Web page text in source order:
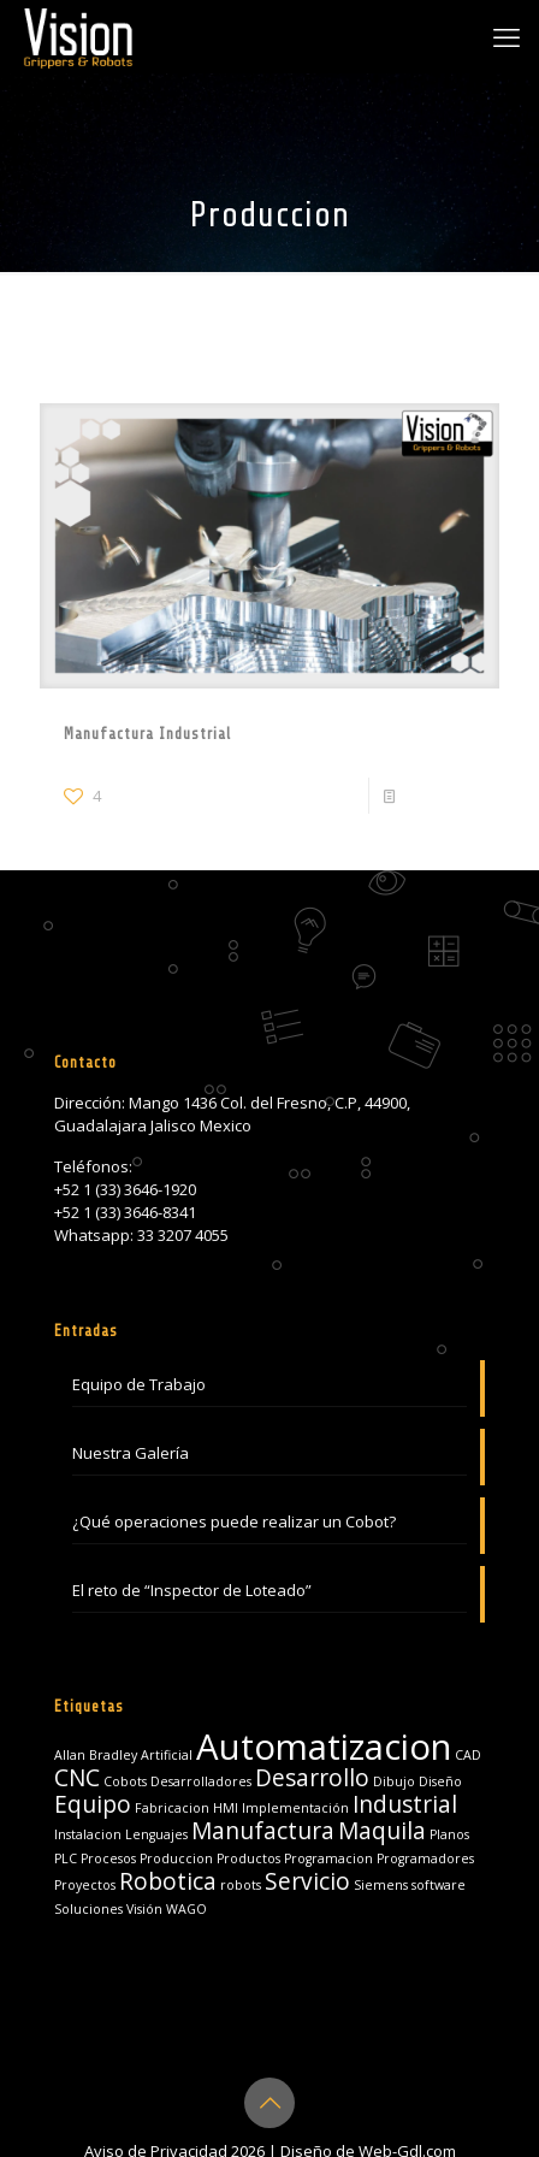
Produccion
Manufactura Industrial
4
Contacto
Dirección: Mango 1436 Col. del Fresno, C.P, 44900,
Guadalajara Jalisco Mexico
Teléfonos:
+52 1 (33) 3646-1920
+52 1 (33) 3646-8341
Whatsapp: 33 3207 4055
Entradas
Equipo de Trabajo
Nuestra Galería
¿Qué operaciones puede realizar un Cobot?
El reto de “Inspector de Loteado”
Etiquetas
Allan Bradley Artificial Automatizacion CAD
CNC Cobots Desarrolladores Desarrollo Dibujo Diseño
Equipo Fabricacion HMI Implementación Industrial
Instalacion Lenguajes Manufactura Maquila Planos
PLC Procesos Produccion Productos Programacion Programadores
Proyectos Robotica robots Servicio Siemens software
Soluciones Visión WAGO
Aviso de Privacidad 2026| Diseño de Web-Gdl.com